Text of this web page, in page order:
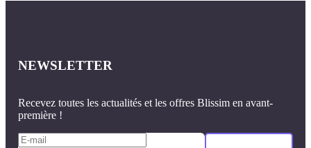
NEWSLETTER
Recevez toutes les actualités et les offres Blissim en avant-
première !